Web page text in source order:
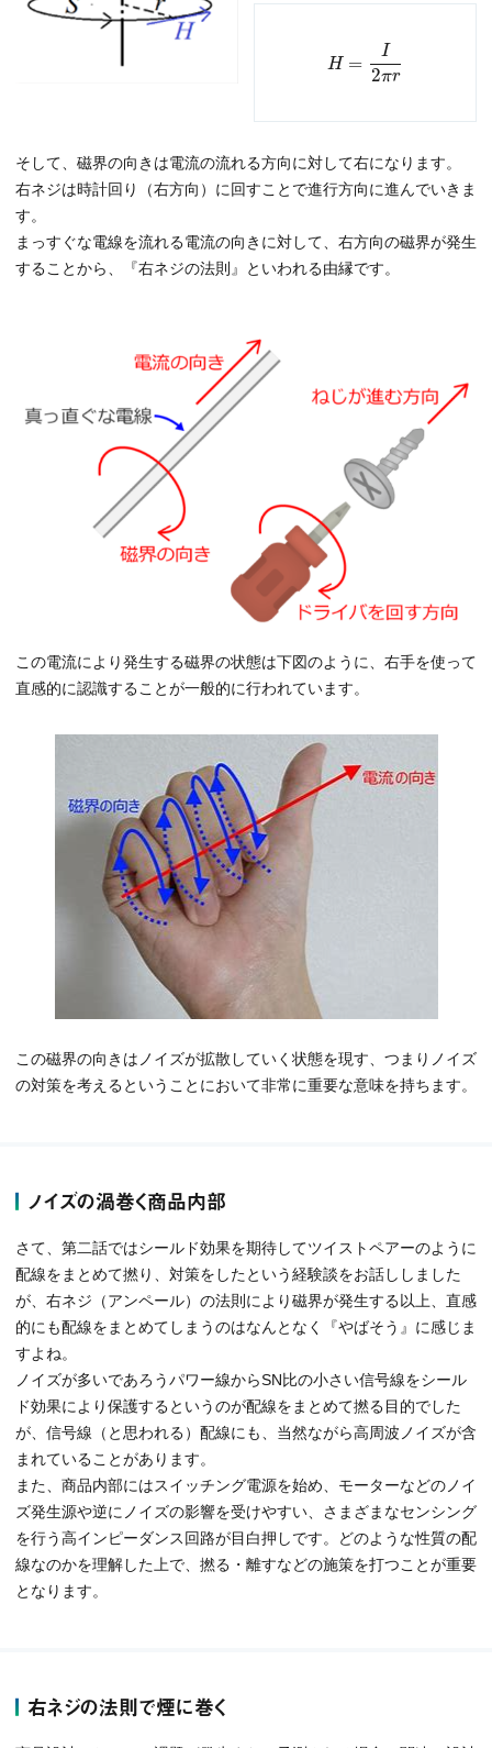
H =
I
2πr
そして、磁界の向きは電流の流れる方向に対して右になります。
右ネジは時計回り（右方向）に回すことで進行方向に進んでいきま
す。
まっすぐな電線を流れる電流の向きに対して、右方向の磁界が発生
することから、『右ネジの法則』といわれる由縁です。
この電流により発生する磁界の状態は下図のように、右手を使って
直感的に認識することが一般的に行われています。
この磁界の向きはノイズが拡散していく状態を現す、つまりノイズ
の対策を考えるということにおいて非常に重要な意味を持ちます。
ノイズの渦巻く商品内部
さて、第二話ではシールド効果を期待してツイストペアーのように
配線をまとめて撚り、対策をしたという経験談をお話ししました
が、右ネジ（アンペール）の法則により磁界が発生する以上、直感
的にも配線をまとめてしまうのはなんとなく『やばそう』に感じま
すよね。
ノイズが多いであろうパワー線からSN比の小さい信号線をシール
ド効果により保護するというのが配線をまとめて撚る目的でした
が、信号線（と思われる）配線にも、当然ながら高周波ノイズが含
まれていることがあります。
また、商品内部にはスイッチング電源を始め、モーターなどのノイ
ズ発生源や逆にノイズの影響を受けやすい、さまざまなセンシング
を行う高インピーダンス回路が目白押しです。どのような性質の配
線なのかを理解した上で、撚る・離すなどの施策を打つことが重要
となります。
右ネジの法則で煙に巻く